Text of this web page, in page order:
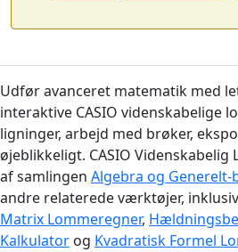
Udfør avanceret matematik med
interaktive CASIO videnskabelige
ligninger, arbejd med brøker,
øjeblikkeligt. CASIO Videnskabelig
af samlingen Algebra og Generelt-
andre relaterede værktøjer,
Matrix Lommeregner,
Kalkulator og Kvadratisk Formel